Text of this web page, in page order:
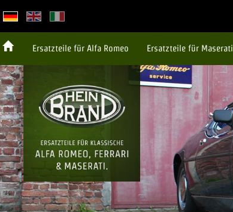
Ersatzteile für Alfa Romeo
Ersatzteile für Maserati